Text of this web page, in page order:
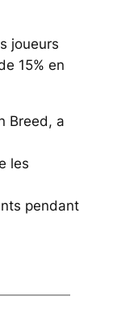
joueurs
15% en
Breed, a
les
pendant